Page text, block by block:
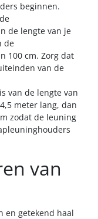
beginnen.
de lengte van je
de
100 cm. Zorg dat
van de
van de lengte van
meter lang, dan
zodat de leuning
van
en getekend haal